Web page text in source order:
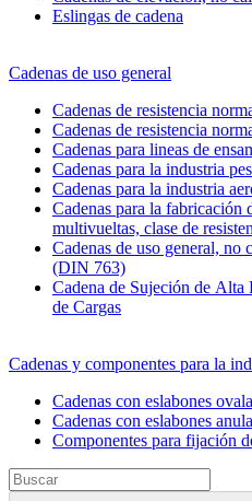
Eslingas de cadena
Cadenas de uso general
Cadenas de resistencia
Cadenas de resistencia
Cadenas para lineas de
Cadenas para la industria
Cadenas para la industria
Cadenas para la fabricación
multivueltas, clase de
Cadenas de uso general, no
(DIN 763)
Cadena de Sujeción de Alta
de Cargas
Cadenas y componentes para la
Cadenas con eslabones
Cadenas con eslabones
Componentes para fijación